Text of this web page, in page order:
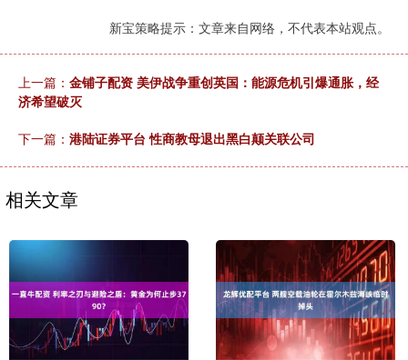
新宝策略提示：文章来自网络，不代表本站观点。
上一篇： 金铺子配资 美伊战争重创英国：能源危机引爆通胀，经
济希望破灭
下一篇： 港陆证券平台 性商教母退出黑白颠关联公司
相关文章